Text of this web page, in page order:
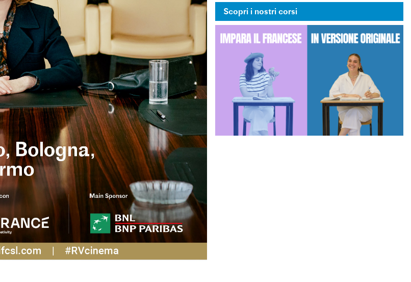
Scopri i nostri corsi